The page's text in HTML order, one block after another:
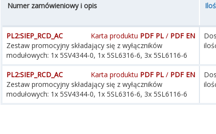
Numer zamówieniowy i opis
PL2:SIEP_RCD_AC Karta produktu PDF PL / PDF EN
Zestaw promocyjny składający się z wyłączników
modułowych: 1x 5SV4344-0, 1x 5SL6316-6, 3x 5SL6116-6
PL2:SIEP_RCD_AC Karta produktu PDF PL / PDF EN
Zestaw promocyjny składający się z wyłączników
modułowych: 1x 5SV4344-0, 1x 5SL6316-6, 3x 5SL6116-6